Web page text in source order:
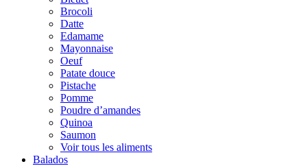
Brocoli
Datte
Edamame
Mayonnaise
Oeuf
Patate douce
Pistache
Pomme
Poudre d’amandes
Quinoa
Saumon
Voir tous les aliments
Balados